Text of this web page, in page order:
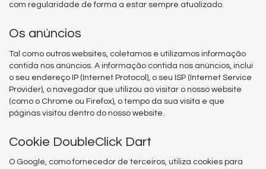
com regularidade de forma a estar sempre atualizado.
Os anúncios
Tal como outros websites, coletamos e utilizamos informação
contida nos anúncios. A informação contida nos anúncios, inclui
o seu endereço IP (Internet Protocol), o seu ISP (Internet Service
Provider), o navegador que utilizou ao visitar o nosso website
(como o Chrome ou Firefox), o tempo da sua visita e que
páginas visitou dentro do nosso website.
Cookie DoubleClick Dart
O Google, como fornecedor de terceiros, utiliza cookies para